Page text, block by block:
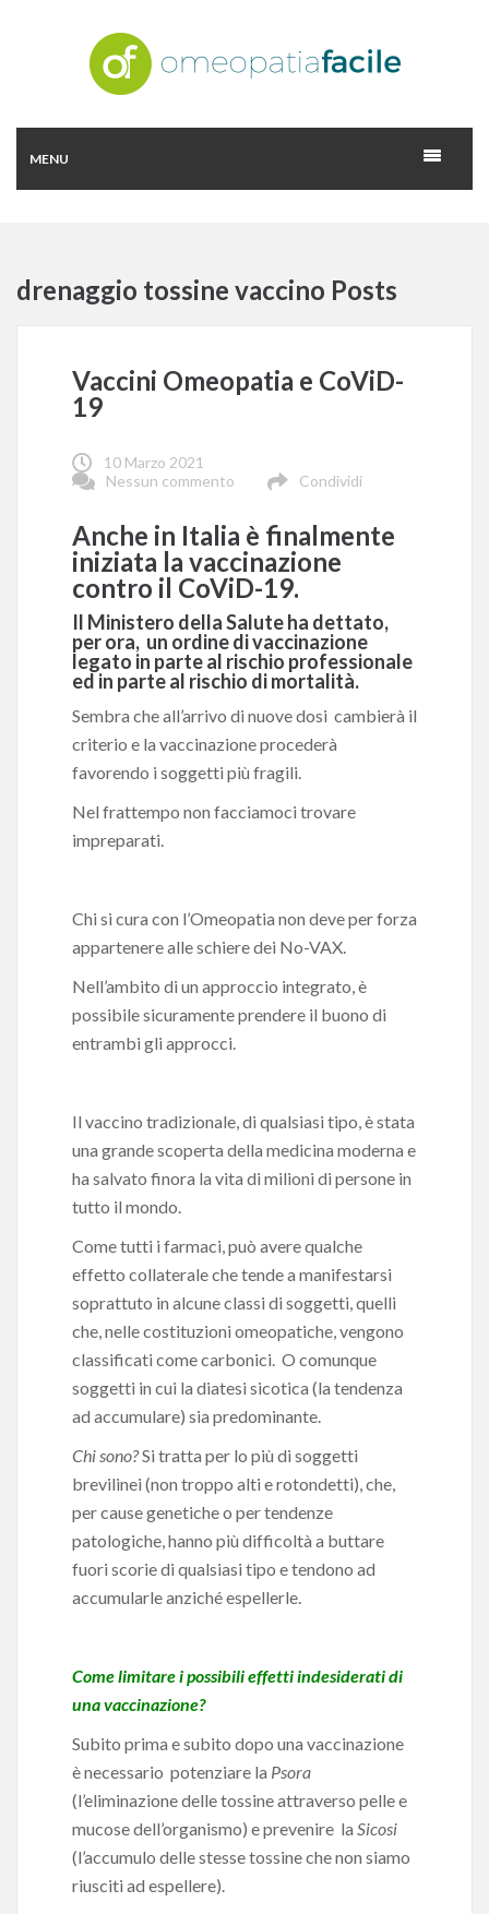
MENU
drenaggio tossine vaccino Posts
Vaccini Omeopatia e CoViD-
19
10 Marzo 2021
Nessun commento
Condividi
Anche in Italia è finalmente
iniziata la vaccinazione
contro il CoViD-19.
Il Ministero della Salute ha dettato,
per ora, un ordine di vaccinazione
legato in parte al rischio professionale
ed in parte al rischio di mortalità.
Sembra che all’arrivo di nuove dosi cambierà il
criterio e la vaccinazione procederà
favorendo i soggetti più fragili.
Nel frattempo non facciamoci trovare
impreparati.
Chi si cura con l’Omeopatia non deve per forza
appartenere alle schiere dei No-VAX.
Nell’ambito di un approccio integrato, è
possibile sicuramente prendere il buono di
entrambi gli approcci.
Il vaccino tradizionale, di qualsiasi tipo, è stata
una grande scoperta della medicina moderna e
ha salvato finora la vita di milioni di persone in
tutto il mondo.
Come tutti i farmaci, può avere qualche
effetto collaterale che tende a manifestarsi
soprattuto in alcune classi di soggetti, quelli
che, nelle costituzioni omeopatiche, vengono
classificati come carbonici. O comunque
soggetti in cui la diatesi sicotica (la tendenza
ad accumulare) sia predominante.
Chi sono?Si tratta per lo più di soggetti
brevilinei (non troppo alti e rotondetti), che,
per cause genetiche o per tendenze
patologiche, hanno più difficoltà a buttare
fuori scorie di qualsiasi tipo e tendono ad
accumularle anziché espellerle.
Come limitare i possibili effetti indesiderati di
una vaccinazione?
Subito prima e subito dopo una vaccinazione
è necessario potenziare la Psora
(l’eliminazione delle tossine attraverso pelle e
mucose dell’organismo) e prevenire la Sicosi
(l’accumulo delle stesse tossine che non siamo
riusciti ad espellere).